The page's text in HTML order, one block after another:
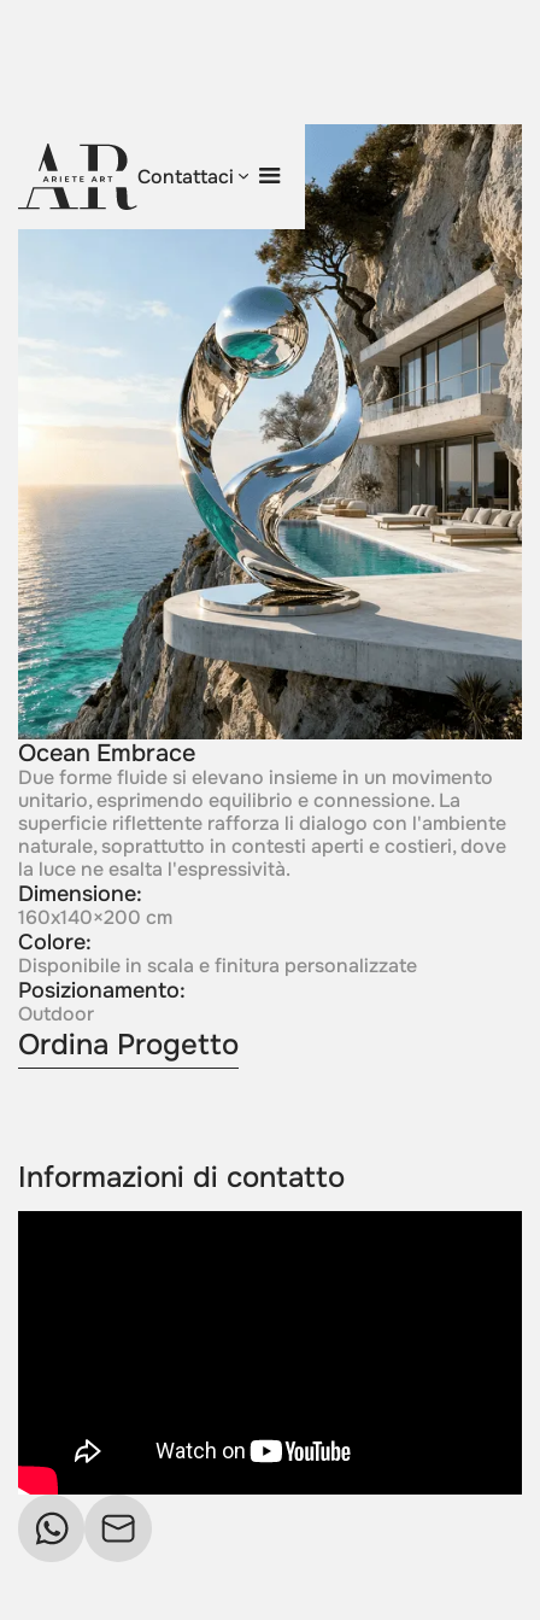
Contattaci
Ocean Embrace
Due forme fluide si elevano insieme in un movimento
unitario, esprimendo equilibrio e connessione. La
superficie riflettente rafforza li dialogo con l'ambiente
naturale, soprattutto in contesti aperti e costieri, dove
la luce ne esalta l'espressività.
Dimensione:
160x140×200 cm
Colore:
Disponibile in scala e finitura personalizzate
Posizionamento:
Outdoor
Ordina Progetto
Informazioni di contatto